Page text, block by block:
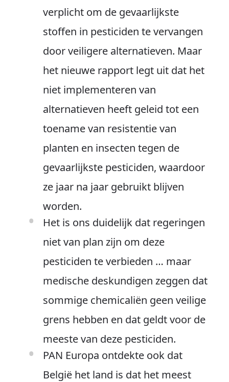
verplicht om de gevaarlijkste
stoffen in pesticiden te vervangen
door veiligere alternatieven. Maar
het nieuwe rapport legt uit dat het
niet implementeren van
alternatieven heeft geleid tot een
toename van resistentie van
planten en insecten tegen de
gevaarlijkste pesticiden, waardoor
ze jaar na jaar gebruikt blijven
worden.
Het is ons duidelijk dat regeringen
niet van plan zijn om deze
pesticiden te verbieden … maar
medische deskundigen zeggen dat
sommige chemicaliën geen veilige
grens hebben en dat geldt voor de
meeste van deze pesticiden.
PAN Europa ontdekte ook dat
België het land is dat het meest